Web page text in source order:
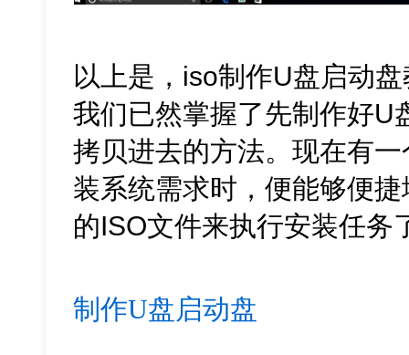
以上是，iso制作U盘启动
我们已然掌握了先制作好U
拷贝进去的方法。现在有
装系统需求时，便能够便
的ISO文件来执行安装任务
制作U盘启动盘